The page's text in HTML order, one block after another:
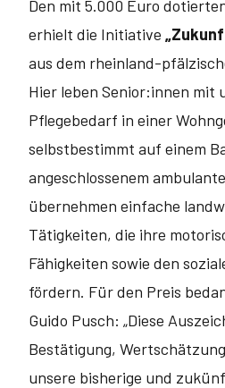
Den mit 5.000 Euro
erhielt die Initiative
aus dem rheinland-
Hier leben Senior:innen mit
Pflegebedarf in einer
selbstbestimmt auf einem
angeschlossenem
übernehmen einfache
Tätigkeiten, die ihre
Fähigkeiten sowie den
fördern. Für den Preis
Guido Pusch: „Diese
Bestätigung,
unsere bisherige und